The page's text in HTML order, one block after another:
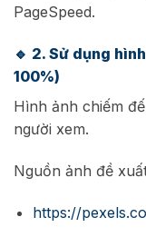
PageSpeed.
🔹 2. Sử dụng
100%)
Hình ảnh chiếm
người xem.
Nguồn ảnh đề
https://